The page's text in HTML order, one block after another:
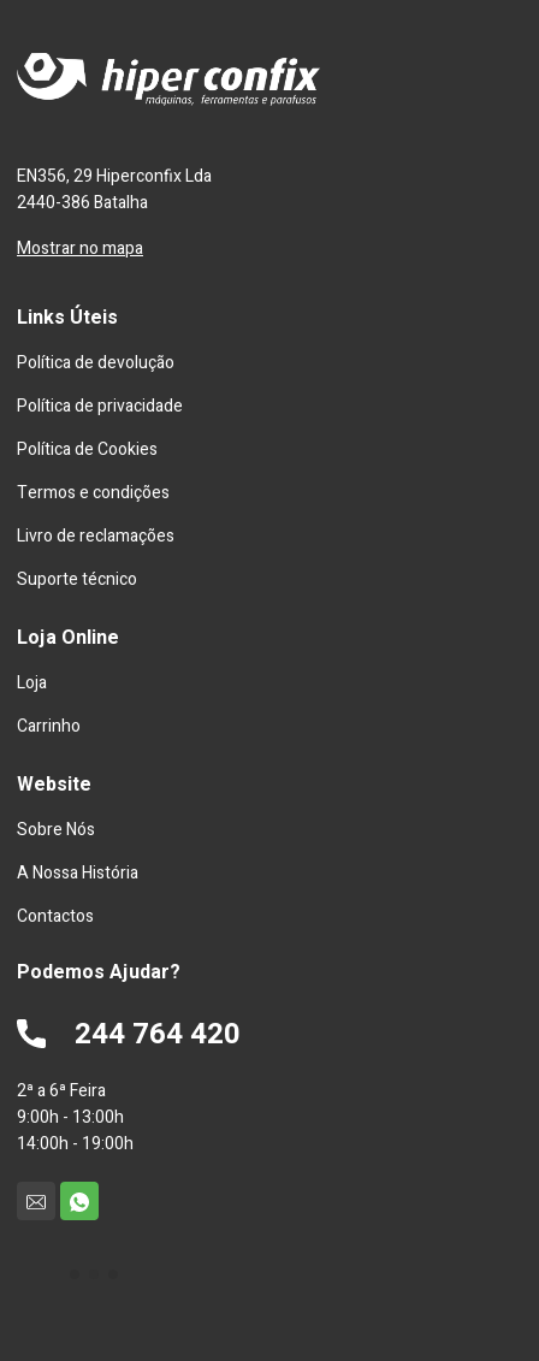
EN356, 29 Hiperconfix Lda
2440-386 Batalha
Mostrar no mapa
Links Úteis
Política de devolução
Política de privacidade
Política de Cookies
Termos e condições
Livro de reclamações
Suporte técnico
Loja Online
Loja
Carrinho
Website
Sobre Nós
A Nossa História
Contactos
Podemos Ajudar?
244 764 420
2ª a 6ª Feira
9:00h - 13:00h
14:00h - 19:00h